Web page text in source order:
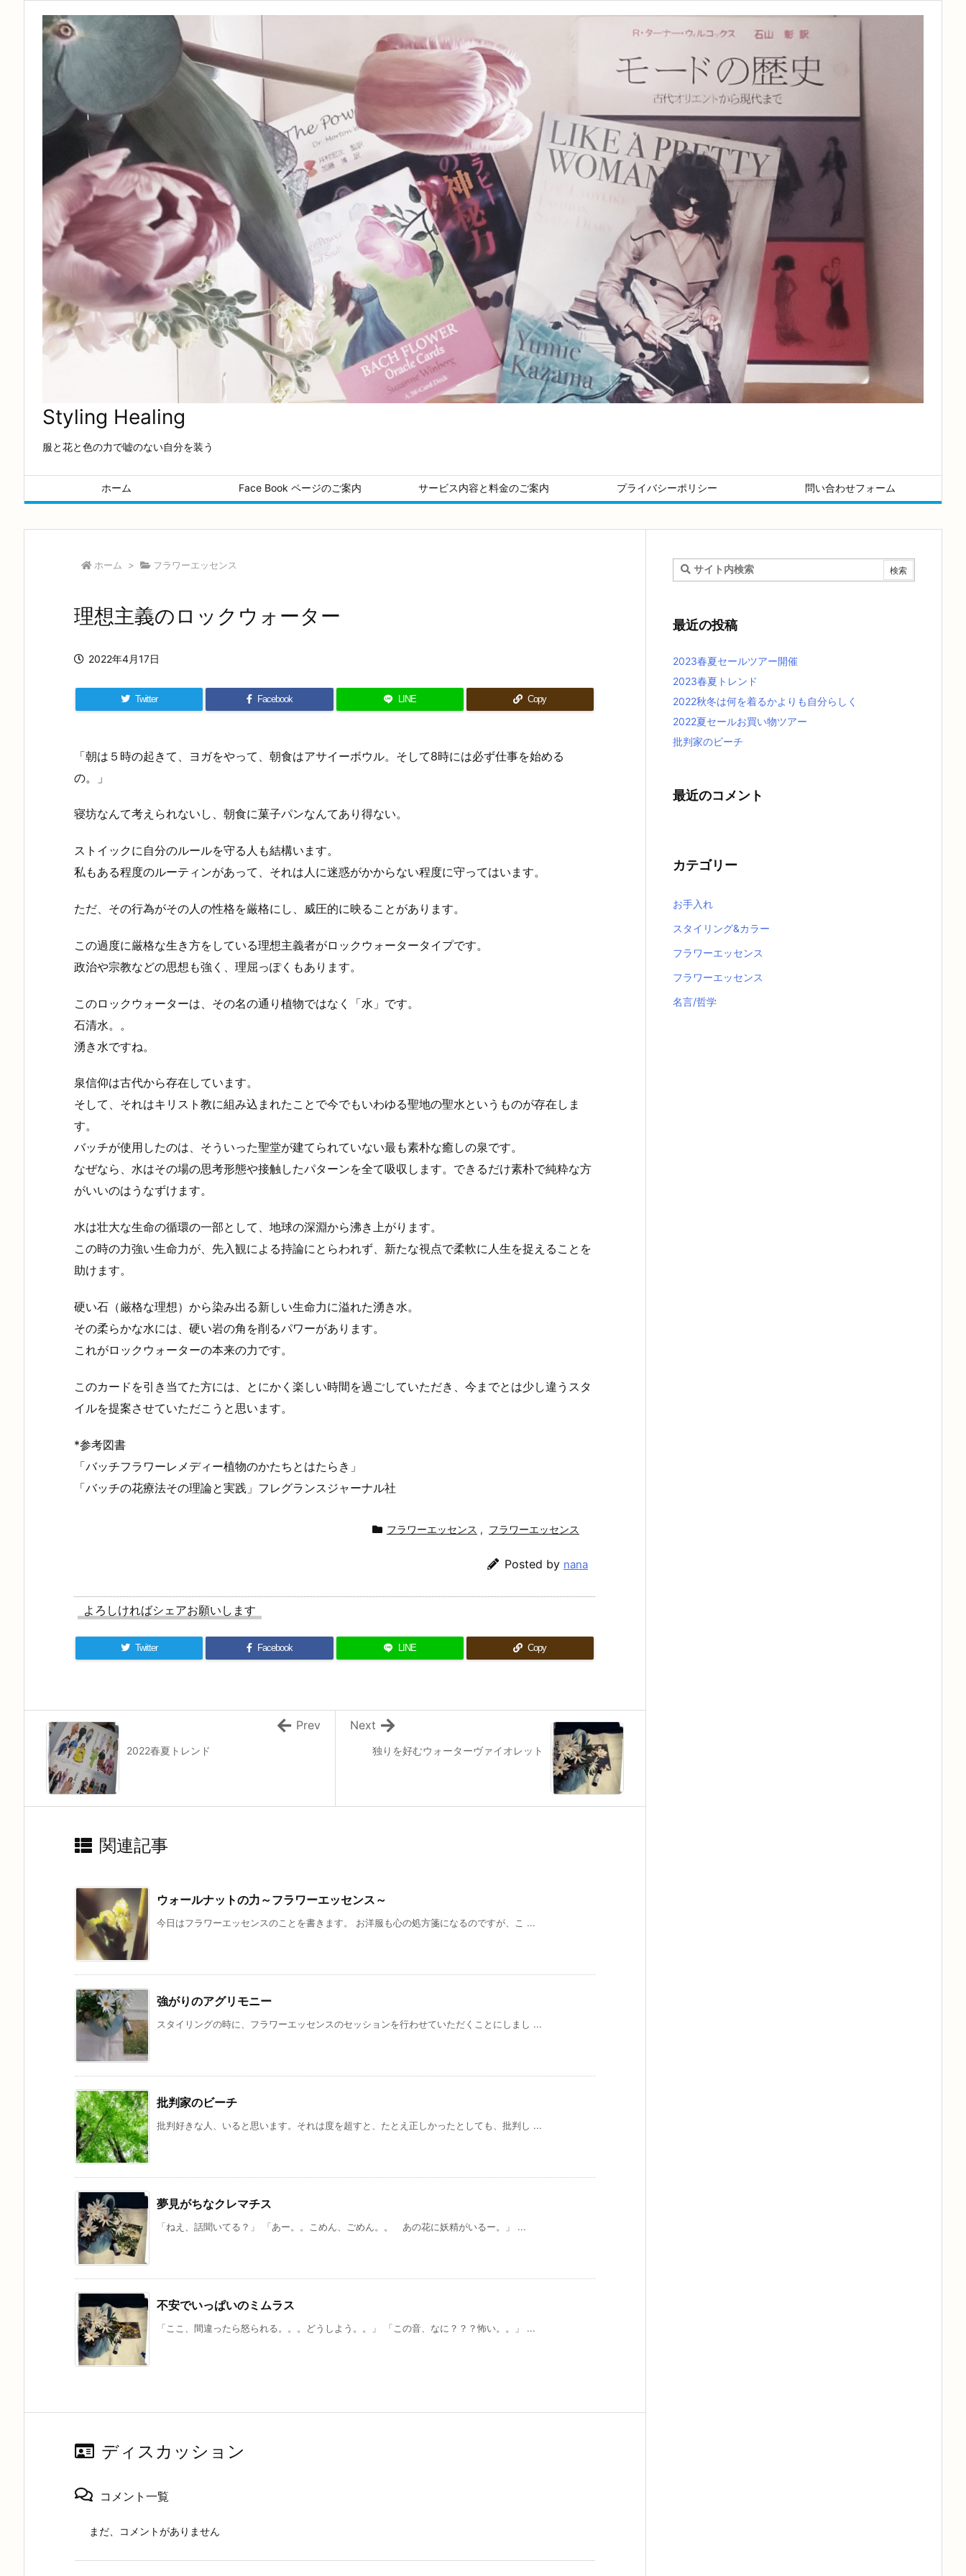
Styling Healing
服と花と色の力で嘘のない自分を装う
ホーム Face Book ページのご案内 サービス内容と料金のご案内 プライバシーポリシー 問い合わせフォーム
ホーム > フラワーエッセンス
理想主義のロックウォーター
2022年4月17日
Twitter Facebook LINE Copy
「朝は５時の起きて、ヨガをやって、朝食はアサイーボウル。そして8時には必ず仕事を始める
の。」
寝坊なんて考えられないし、朝食に菓子パンなんてあり得ない。
ストイックに自分のルールを守る人も結構います。
私もある程度のルーティンがあって、それは人に迷惑がかからない程度に守ってはいます。
ただ、その行為がその人の性格を厳格にし、威圧的に映ることがあります。
この過度に厳格な生き方をしている理想主義者がロックウォータータイプです。
政治や宗教などの思想も強く、理屈っぽくもあります。
このロックウォーターは、その名の通り植物ではなく「水」です。
石清水。。
湧き水ですね。
泉信仰は古代から存在しています。
そして、それはキリスト教に組み込まれたことで今でもいわゆる聖地の聖水というものが存在しま
す。
バッチが使用したのは、そういった聖堂が建てられていない最も素朴な癒しの泉です。
なぜなら、水はその場の思考形態や接触したパターンを全て吸収します。できるだけ素朴で純粋な方
がいいのはうなずけます。
水は壮大な生命の循環の一部として、地球の深淵から沸き上がります。
この時の力強い生命力が、先入観による持論にとらわれず、新たな視点で柔軟に人生を捉えることを
助けます。
硬い石（厳格な理想）から染み出る新しい生命力に溢れた湧き水。
その柔らかな水には、硬い岩の角を削るパワーがあります。
これがロックウォーターの本来の力です。
このカードを引き当てた方には、とにかく楽しい時間を過ごしていただき、今までとは少し違うスタ
イルを提案させていただこうと思います。
*参考図書
「バッチフラワーレメディー植物のかたちとはたらき」
「バッチの花療法その理論と実践」フレグランスジャーナル社
フラワーエッセンス , フラワーエッセンス
Posted by nana
よろしければシェアお願いします
Twitter Facebook LINE Copy
独りを好むウォーターヴァイオレット
Next
2022春夏トレンド
Prev
関連記事
ウォールナットの力～フラワーエッセンス～
今日はフラワーエッセンスのことを書きます。 お洋服も心の処方箋になるのですが、こ ...
強がりのアグリモニー
スタイリングの時に、フラワーエッセンスのセッションを行わせていただくことにしまし ...
批判家のビーチ
批判好きな人、いると思います。それは度を超すと、たとえ正しかったとしても、批判し ...
夢見がちなクレマチス
「ねえ、話聞いてる？」 「あー。。こめん、ごめん。。 あの花に妖精がいるー。」 ...
不安でいっぱいのミムラス
「ここ、間違ったら怒られる。。。どうしよう。。」 「この音、なに？？？怖い。。」 ...
ディスカッション
コメント一覧
まだ、コメントがありません
最近の投稿
2023春夏セールツアー開催
2023春夏トレンド
2022秋冬は何を着るかよりも自分らしく
2022夏セールお買い物ツアー
批判家のビーチ
最近のコメント
カテゴリー
お手入れ
スタイリング&カラー
フラワーエッセンス
フラワーエッセンス
名言/哲学